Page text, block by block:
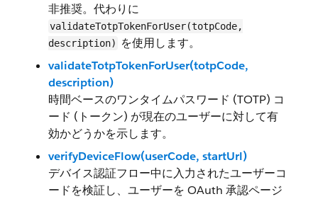
非推奨。代わりに
validateTotpTokenForUser(totpCode,
description)
を使用します。
validateTotpTokenForUser(totpCode,
description)
時間ベースのワンタイムパスワード (TOTP) コ
ード (トークン) が現在のユーザーに対して有
効かどうかを示します。
verifyDeviceFlow(userCode, startUrl)
デバイス認証フロー中に入力されたユーザーコ
ードを検証し、ユーザーを OAuth 承認ページ